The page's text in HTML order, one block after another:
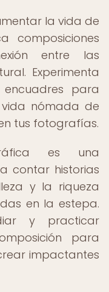
la vida de
composiciones
entre las
Experimenta
para
nómada de
tus fotografías.
es una
contar historias
y la riqueza
en la estepa.
y practicar
para
impactantes